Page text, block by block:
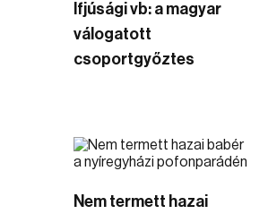
Ifjúsági vb: a magyar
válogatott
csoportgyőztes
Nem termett hazai